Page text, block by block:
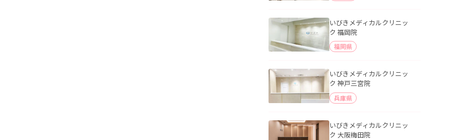
いびきメディカルクリニッ
ク 福岡院
福岡県
いびきメディカルクリニッ
ク 神戸三宮院
兵庫県
いびきメディカルクリニッ
ク 大阪梅田院